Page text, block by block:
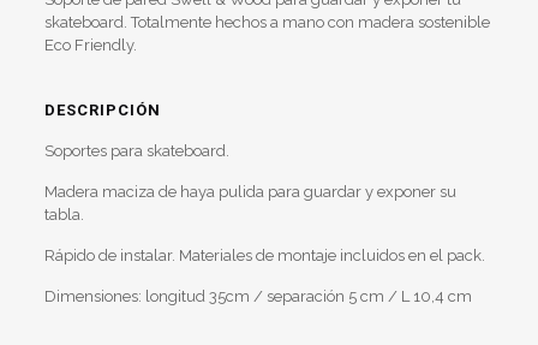
skateboard. Totalmente hechos a mano con madera sostenible
Eco Friendly.
DESCRIPCIÓN
Soportes para skateboard.
Madera maciza de haya pulida para guardar y exponer su
tabla.
Rápido de instalar. Materiales de montaje incluidos en el pack.
Dimensiones: longitud 35cm / separación 5 cm / L 10,4 cm